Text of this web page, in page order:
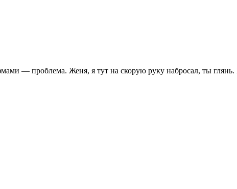
— проблема. Женя, я тут на скорую руку набросал, ты глянь.